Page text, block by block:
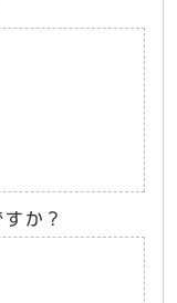
か？